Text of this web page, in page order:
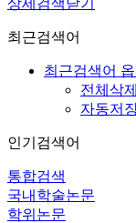
상세검색닫기
최근검색어
최근검색어 옵
전체삭제
자동저
인기검색어
통합검색
국내학술논문
학위논문